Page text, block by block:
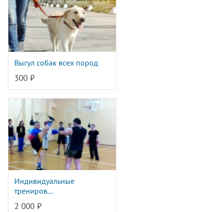
Выгул собак всех пород
300 ₽
Индивидуальные
трениров...
2 000 ₽